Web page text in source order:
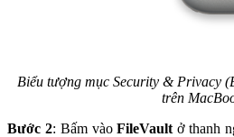
Biểu tượng mục Security & Privacy
trên
Bước 2: Bấm vàoFileVault ở thanh